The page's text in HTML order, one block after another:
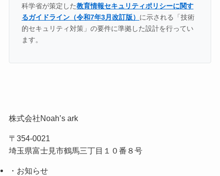
科学省が策定した教育情報セキュリティポリシーに関す
るガイドライン（令和7年3月改訂版） に示される「技術
的セキュリティ対策」の要件に準拠した設計を行ってい
ます。
株式会社Noah’s ark
〒354-0021
埼玉県富士見市鶴馬三丁目１０番８号
・お知らせ